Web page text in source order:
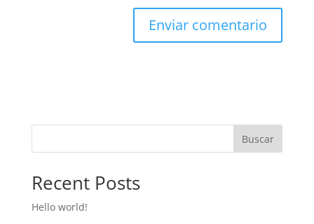
Buscar
Recent Posts
Hello world!